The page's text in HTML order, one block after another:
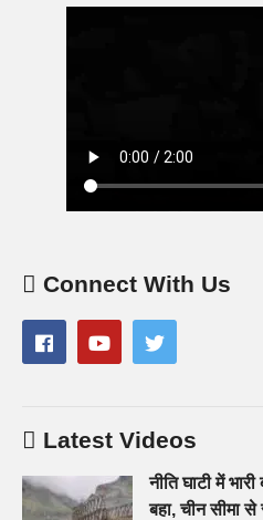
Connect With Us
Latest Videos
नीति घाटी में
बहा, चीन सीमा